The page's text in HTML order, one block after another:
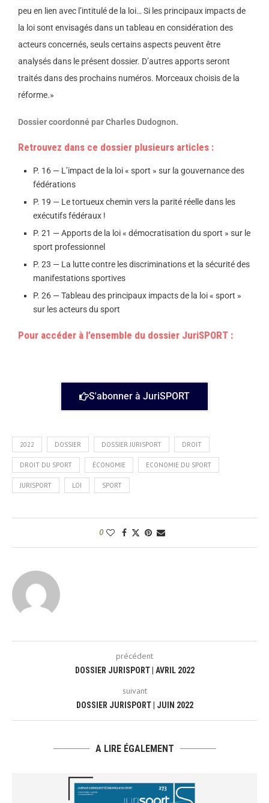
peu en lien avec l’intitulé de la loi… Si les principaux impacts de
la loi sont envisagés dans un tableau en considération des
acteurs concernés, seuls certains aspects peuvent être
analysés dans le présent dossier. D’autres apports seront
traités dans des prochains numéros. Morceaux choisis de la
réforme.»
Dossier coordonné par Charles Dudognon.
Retrouvez dans ce dossier plusieurs articles :
P. 16 — L’impact de la loi « sport » sur la gouvernance des
fédérations
P. 19 — Le tortueux chemin vers la parité réelle dans les
exécutifs fédéraux !
P. 21 — Apports de la loi « démocratisation du sport » sur le
sport professionnel
P. 23 — La lutte contre les discriminations et la sécurité des
manifestations sportives
P. 26 — Tableau des principaux impacts de la loi « sport »
sur les acteurs du sport
Pour accéder à l’ensemble du dossier JuriSPORT :
S'abonner à JuriSPORT
2022 DOSSIER DOSSIER JURISPORT DROIT
DROIT DU SPORT ÉCONOMIE ECONOMIE DU SPORT
JURISPORT LOI SPORT
0
précédent
DOSSIER JURISPORT | AVRIL 2022
suivant
DOSSIER JURISPORT | JUIN 2022
A LIRE ÉGALEMENT